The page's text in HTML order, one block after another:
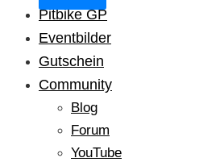
Pitbike GP
Eventbilder
Gutschein
Community
Blog
Forum
YouTube